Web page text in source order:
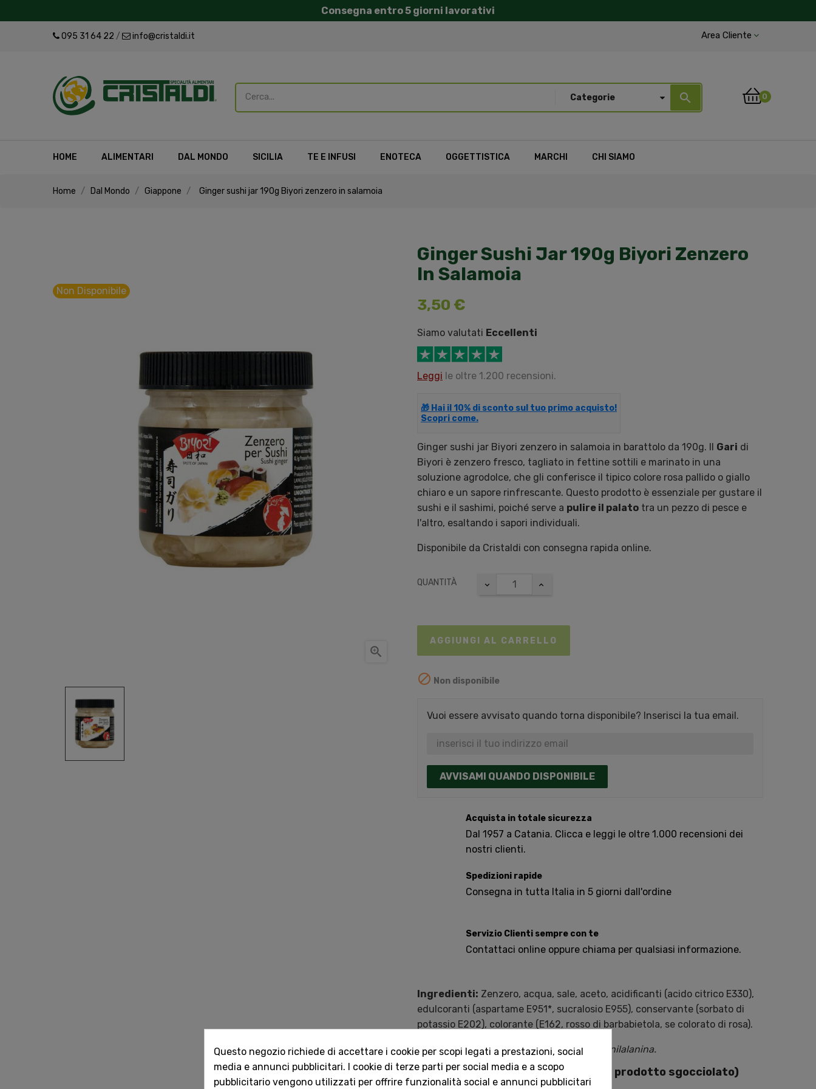
Consegna entro 5 giorni lavorativi
095 31 64 22 / info@cristaldi.it Area Cliente
Categorie search 0
HOME ALIMENTARI DAL MONDO SICILIA TE E INFUSI ENOTECA OGGETTISTICA MARCHI CHI SIAMO
Home Dal Mondo Giappone Ginger sushi jar 190g Biyori zenzero in salamoia
Non Disponibile

Ginger Sushi Jar 190g Biyori Zenzero
In Salamoia
3,50 €
Siamo valutati Eccellenti
Leggi le oltre 1.200 recensioni.
🎁 Hai il 10% di sconto sul tuo primo acquisto!
Scopri come.
Ginger sushi jar Biyori zenzero in salamoia in barattolo da 190g. Il Gari di
Biyori è zenzero fresco, tagliato in fettine sottili e marinato in una
soluzione agrodolce, che gli conferisce il tipico colore rosa pallido o giallo
chiaro e un sapore rinfrescante. Questo prodotto è essenziale per gustare il
sushi e il sashimi, poiché serve a pulire il palato tra un pezzo di pesce e
l'altro, esaltando i sapori individuali.
Disponibile da Cristaldi con consegna rapida online.
QUANTITÀ
AGGIUNGI AL CARRELLO
 Non disponibile
Vuoi essere avvisato quando torna disponibile? Inserisci la tua email.
AVVISAMI QUANDO DISPONIBILE
Acquista in totale sicurezza
Dal 1957 a Catania. Clicca e leggi le oltre 1.000 recensioni dei
nostri clienti.
Spedizioni rapide
Consegna in tutta Italia in 5 giorni dall'ordine
Servizio Clienti sempre con te
Contattaci online oppure chiama per qualsiasi informazione.
Ingredienti: Zenzero, acqua, sale, aceto, acidificanti (acido citrico E330),
edulcoranti (aspartame E951*, sucralosio E955), conservante (sorbato di
potassio E202), colorante (E162, rosso di barbabietola, se colorato di rosa).
Nota:Contiene aspartame, una fonte di fenilalanina.
Valori Nutrizionali Medi (per 100g di prodotto sgocciolato)
Questo negozio richiede di accettare i cookie per scopi legati a prestazioni, social
media e annunci pubblicitari. I cookie di terze parti per social media e a scopo
pubblicitario vengono utilizzati per offrire funzionalità social e annunci pubblicitari